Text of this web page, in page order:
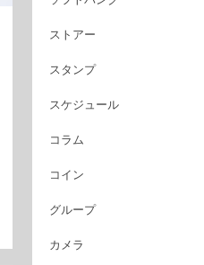
ストアー
スタンプ
スケジュール
コラム
コイン
グループ
カメラ